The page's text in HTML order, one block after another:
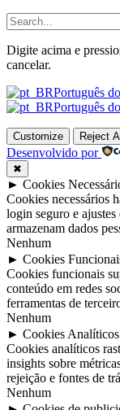
Digite acima e
cancelar.
Português
Português
Customize Reject
Desenvolvido por
✖
► Cookies
Cookies necessários
login seguro e
armazenam dados
Nenhum
► Cookies
Cookies funcionais
conteúdo em redes
ferramentas de
Nenhum
► Cookies Analíticos
Cookies analíticos
insights sobre
rejeição e fontes de
Nenhum